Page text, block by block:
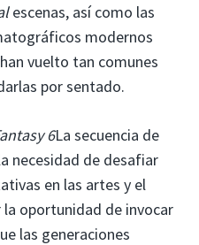
escenas, así como las
modernos
vuelto tan comunes
por sentado.
6La secuencia de
necesidad de desafiar
en las artes y el
oportunidad de invocar
las generaciones